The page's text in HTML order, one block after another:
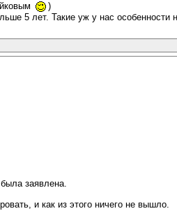
)
5 лет. Такие уж у нас особенности
заявлена.
и как из этого ничего не вышло.